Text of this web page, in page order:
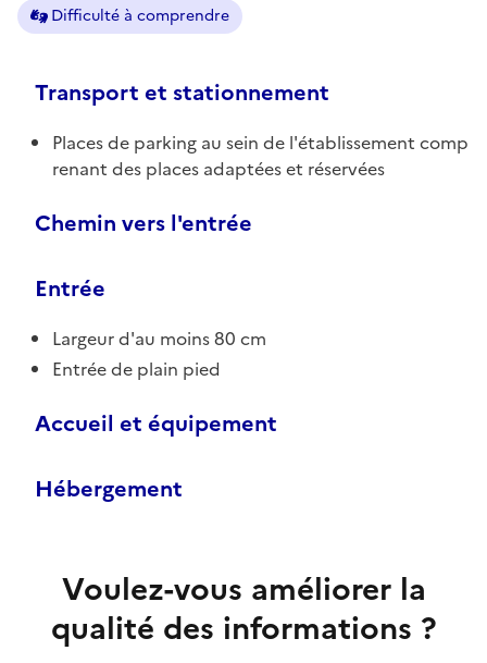
Difficulté à comprendre
Transport et stationnement
Places de parking au sein de l'établissement comp
renant des places adaptées et réservées
Chemin vers l'entrée
Entrée
Largeur d'au moins 80 cm
Entrée de plain pied
Accueil et équipement
Hébergement
Voulez-vous améliorer la
qualité des informations ?